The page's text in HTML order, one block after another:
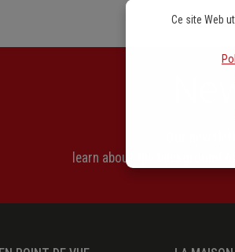
Our
learn about the background
Ce site Web